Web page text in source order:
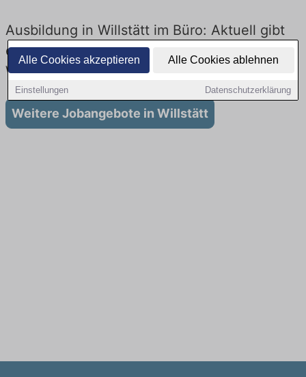
Alle Cookies akzeptieren Alle Cookies ablehnen
Einstellungen Datenschutzerklärung
Ausbildung in Willstätt im Büro: Aktuell gibt
es keine Stellenangebote für Ausbildung in
Willstätt
Weitere Jobangebote in Willstätt